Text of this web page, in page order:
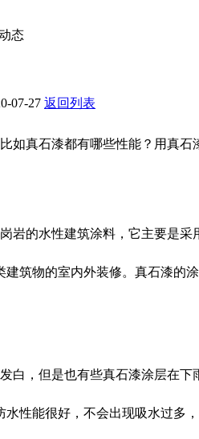
态
07-27 返回列表
如真石漆都有哪些性能？用真
岩的水性建筑涂料，它主要是
筑物的室内外装修。真石漆的
白，但是也有些真石漆涂层在
性能很好，不会出现吸水过多，